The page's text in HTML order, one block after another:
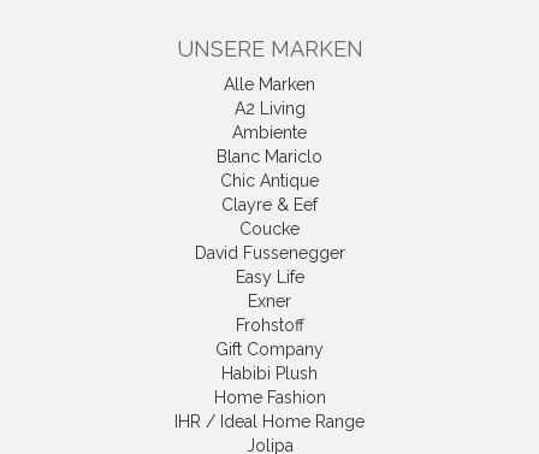
UNSERE MARKEN
Alle Marken
A2 Living
Ambiente
Blanc Mariclo
Chic Antique
Clayre & Eef
Coucke
David Fussenegger
Easy Life
Exner
Frohstoff
Gift Company
Habibi Plush
Home Fashion
IHR / Ideal Home Range
Jolipa